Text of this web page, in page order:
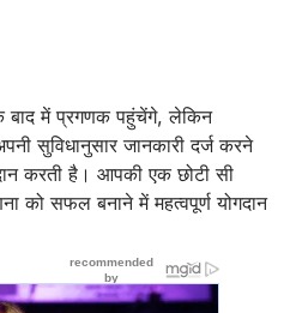
बाद में प्रगणक पहुंचेंगे, लेकिन
सुविधानुसार जानकारी दर्ज करने
करती है। आपकी एक छोटी सी
को सफल बनाने में महत्वपूर्ण योगदान